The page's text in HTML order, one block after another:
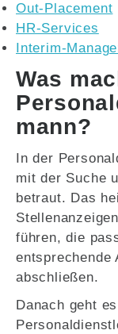
Out-Placement
HR-Services
Interim-
Was
mann?
In der
mit der Suche
betraut. Das
führen, die
entsprechende
abschließen.
Danach geht